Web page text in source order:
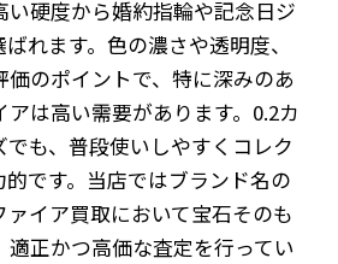
い硬度から婚約指輪や記念日ジ
れます。色の濃さや透明度、
価のポイントで、特に深みのあ
は高い需要があります。0.2カ
でも、普段使いしやすくコレク
です。当店ではブランド名の
イア買取において宝石そのも
適正かつ高価な査定を行ってい